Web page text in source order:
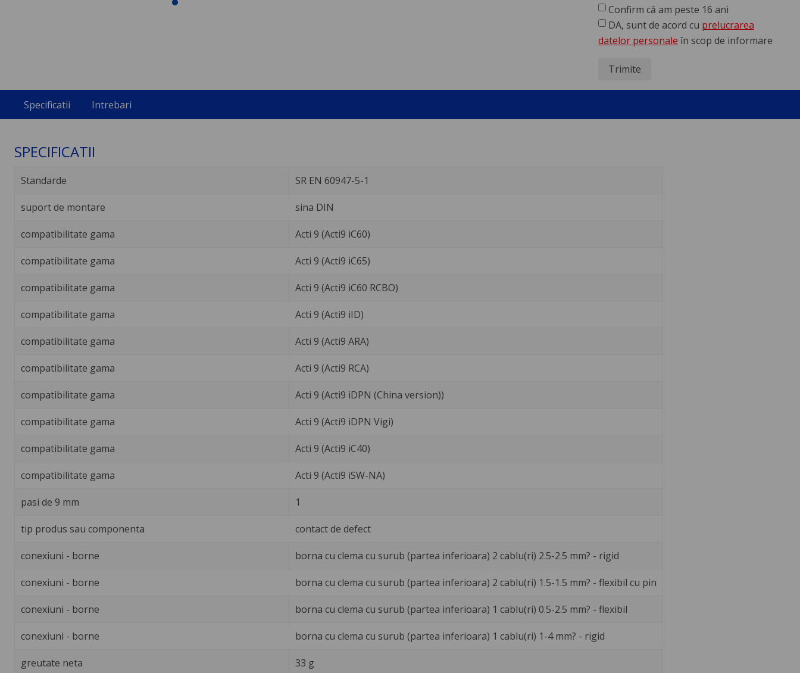
Confirm că am peste 16 ani
DA, sunt de acord cu prelucrarea
datelor personale în scop de informare
Trimite
Specificatii Intrebari
SPECIFICATII
Standarde SR EN 60947-5-1
suport de montare sina DIN
compatibilitate gama Acti 9 (Acti9 iC60)
compatibilitate gama Acti 9 (Acti9 iC65)
compatibilitate gama Acti 9 (Acti9 iC60 RCBO)
compatibilitate gama Acti 9 (Acti9 iID)
compatibilitate gama Acti 9 (Acti9 ARA)
compatibilitate gama Acti 9 (Acti9 RCA)
compatibilitate gama Acti 9 (Acti9 iDPN (China version))
compatibilitate gama Acti 9 (Acti9 iDPN Vigi)
compatibilitate gama Acti 9 (Acti9 iC40)
compatibilitate gama Acti 9 (Acti9 iSW-NA)
pasi de 9 mm 1
tip produs sau componenta contact de defect
conexiuni - borne borna cu clema cu surub (partea inferioara) 2 cablu(ri) 2.5-2.5 mm? - rigid
conexiuni - borne borna cu clema cu surub (partea inferioara) 2 cablu(ri) 1.5-1.5 mm? - flexibil cu pin
conexiuni - borne borna cu clema cu surub (partea inferioara) 1 cablu(ri) 0.5-2.5 mm? - flexibil
conexiuni - borne borna cu clema cu surub (partea inferioara) 1 cablu(ri) 1-4 mm? - rigid
greutate neta 33 g